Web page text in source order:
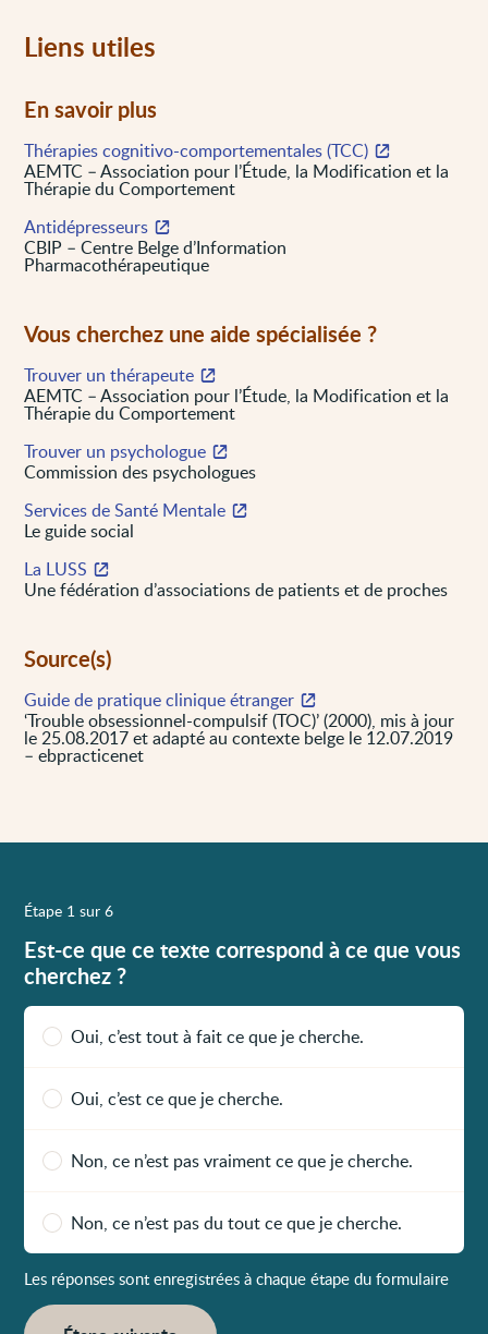
Liens utiles
En savoir plus
Thérapies cognitivo-comportementales (TCC)
AEMTC – Association pour l’Étude, la Modification et la
Thérapie du Comportement
Antidépresseurs
CBIP – Centre Belge d’Information
Pharmacothérapeutique
Vous cherchez une aide spécialisée ?
Trouver un thérapeute
AEMTC – Association pour l’Étude, la Modification et la
Thérapie du Comportement
Trouver un psychologue
Commission des psychologues
Services de Santé Mentale
Le guide social
La LUSS
Une fédération d’associations de patients et de proches
Source(s)
Guide de pratique clinique étranger
‘Trouble obsessionnel-compulsif (TOC)’ (2000), mis à jour
le 25.08.2017 et adapté au contexte belge le 12.07.2019
– ebpracticenet
Étape 1 sur 6
Est-ce que ce texte correspond à ce que vous
cherchez ?
Oui, c’est tout à fait ce que je cherche.
Oui, c’est ce que je cherche.
Non, ce n’est pas vraiment ce que je cherche.
Non, ce n’est pas du tout ce que je cherche.
Les réponses sont enregistrées à chaque étape du formulaire